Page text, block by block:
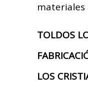
materiales
TOLDOS
LOS